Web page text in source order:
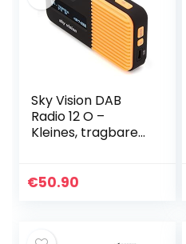
Sky Vision DAB
Radio 12 O –
Kleines, tragbares
FM/UKW Tuner,
€50.90